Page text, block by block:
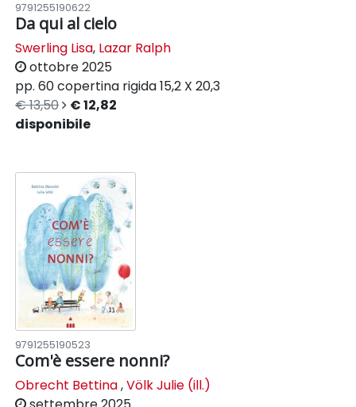
9791255190622
Da qui al cielo
Swerling Lisa, Lazar Ralph
ottobre 2025
pp. 60copertina rigida15,2 X 20,3
€ 13,50
€ 12,82
disponibile
9791255190523
Com'è essere nonni?
Obrecht Bettina,Völk Julie (ill.)